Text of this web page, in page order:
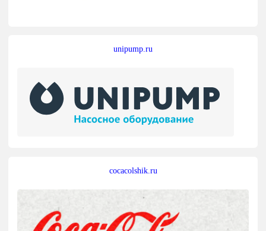
unipump.ru
cocacolshik.ru